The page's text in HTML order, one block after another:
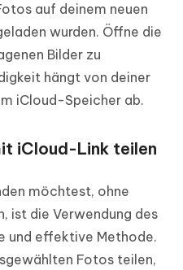
auf deinem neuen
wurden. Öffne die
Bilder zu
hängt von deiner
iCloud-Speicher ab.
iCloud-Link teilen
möchtest, ohne
ist die Verwendung des
und effektive Methode.
Fotos teilen,